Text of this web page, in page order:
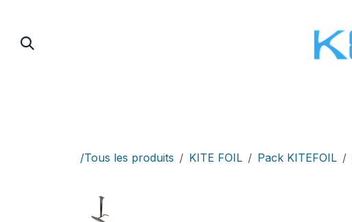
/Tous les produits KITE FOIL Pack KITEFOIL